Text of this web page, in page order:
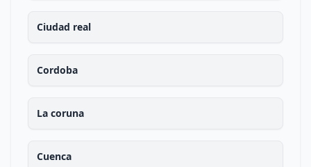
Ciudad real
Cordoba
La coruna
Cuenca